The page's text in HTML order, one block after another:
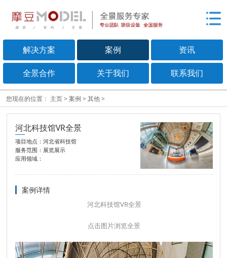
解决方案 案例 资讯
全景合作 关于我们 联系我们
您现在的位置： 主页> 案例 > 其他>
河北科技馆VR全景
项目地点：河北省科技馆
服务范围：展览展示
应用领域：
案例详情
河北科技馆VR全景
点击图片浏览全景